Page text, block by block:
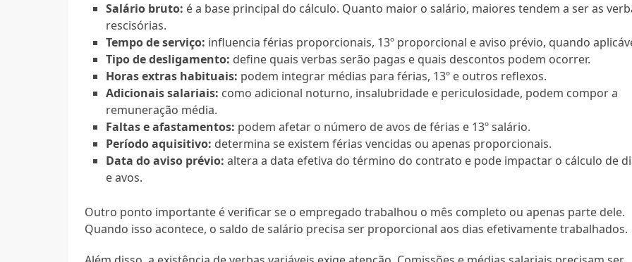
Salário bruto: é a base principal do cálculo. Quanto maior o salário, maiores tendem a ser as
rescisórias.
Tempo de serviço: influencia férias proporcionais, 13º proporcional e aviso prévio, quando
Tipo de desligamento: define quais verbas serão pagas e quais descontos podem ocorrer.
Horas extras habituais: podem integrar médias para férias, 13º e outros reflexos.
Adicionais salariais: como adicional noturno, insalubridade e periculosidade, podem compor a
remuneração média.
Faltas e afastamentos: podem afetar o número de avos de férias e 13º salário.
Período aquisitivo: determina se existem férias vencidas ou apenas proporcionais.
Data do aviso prévio: altera a data efetiva do término do contrato e pode impactar o cálculo de
e avos.
Outro ponto importante é verificar se o empregado trabalhou o mês completo ou apenas parte dele.
Quando isso acontece, o saldo de salário precisa ser proporcional aos dias efetivamente trabalhados.